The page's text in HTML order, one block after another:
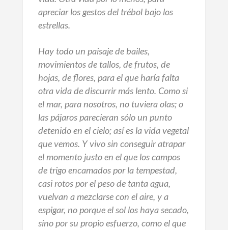
apreciar los gestos del trébol bajo los
estrellas.
Hay todo un paisaje de bailes,
movimientos de tallos, de frutos, de
hojas, de flores, para el que haría falta
otra vida de discurrir más lento. Como si
el mar, para nosotros, no tuviera olas; o
las pájaros parecieran sólo un punto
detenido en el cielo; así es la vida vegetal
que vemos. Y vivo sin conseguir atrapar
el momento justo en el que los campos
de trigo encamados por la tempestad,
casi rotos por el peso de tanta agua,
vuelvan a mezclarse con el aire, y a
espigar, no porque el sol los haya secado,
sino por su propio esfuerzo, como el que